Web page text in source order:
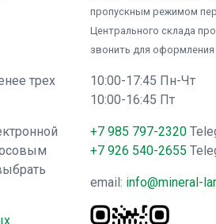
трех
пропускным режимом
Центрального склада
звонить для оформления
10:00-17:45 Пн-Чт
10:00-16:45 Пт
+7 985 797-2320
+7 926 540-2655
email: info@mineral-